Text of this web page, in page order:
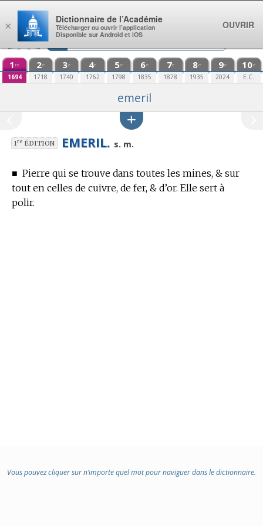
Aller au contenu
1 re
1694
2e
1718
3e
1740
4e
1762
5e
1798
6e
1835
7e
1878
8e
1935
9e
2024
10e
E.C.
emeril
1reÉDITION EMERIL. s. m.
■ Pierre qui se trouve dans toutes les mines, & sur
tout en celles de cuivre, de fer, & d’or. Elle sert à
polir.
Vous pouvez cliquer sur n’importe quel mot pour naviguer dans le dictionnaire.
×
Dictionnaire de l’Académie
Télécharger ou ouvrir l’application
Disponible sur Android et iOS
OUVRIR